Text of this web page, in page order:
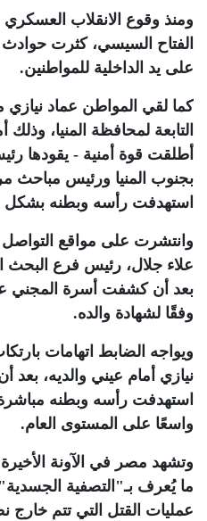
ومنذ وقوع الانقلاب العسكري
الفتاح السيسي، كثرت حوادث
على يد الداخلية للمواطنين.
كما لقي المواطن عماد
التابعة لمحافظة المنيا،
أطلقت قوة أمنية - يقودها
بجنوب المنيا ورئيس مباحث
استهدفت رأسه وبطنه بشكل
وانتشرت على مواقع
علاء جلال، رئيس فرع البحث
بعد أن كشفت أسرة المجني
وفقًا لشهادة والده.
ويواجه الضابط اتهامات
نيازي أمام عيني والديه، بعد
استهدفت رأسه وبطنه
واسعًا على المستوى العام.
وتشهد مصر في الآونة
ما يُعرف بـ"التصفية
عمليات القتل التي تتم خارج